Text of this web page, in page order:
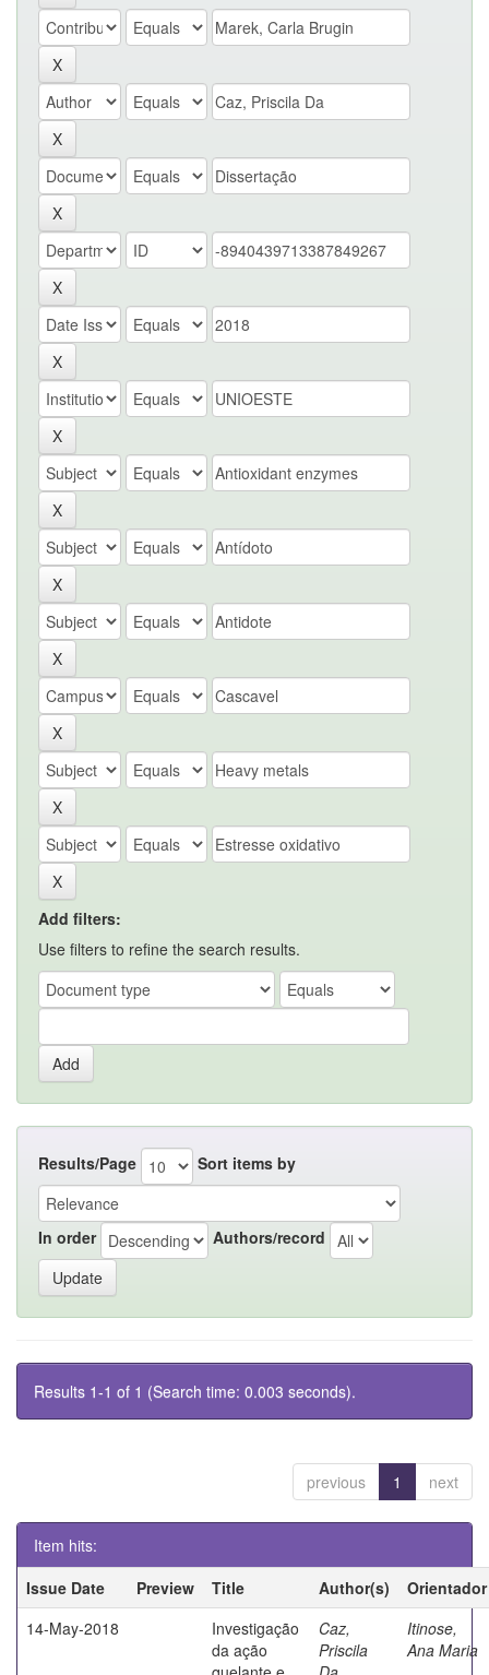
Add filters:
Use filters to refine the search results.
Results/Page Sort items by
In order Authors/record
Results 1-1 of 1 (Search time: 0.003 seconds).
previous 1 next
Item hits:
Issue Date
Preview Title Author(s)
Orientador
14-May-2018
Investigação
da ação
Caz,
Priscila
Itinose,
Ana Maria